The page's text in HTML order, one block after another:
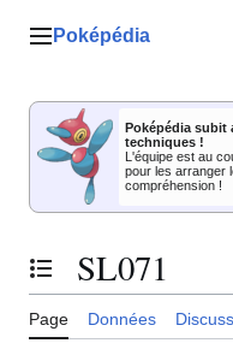
Menu principal
Poképédia
Poképédia
techniques !
L'équipe est au
pour les arranger
compréhension !
Basculer la table des
SL071
Page Données